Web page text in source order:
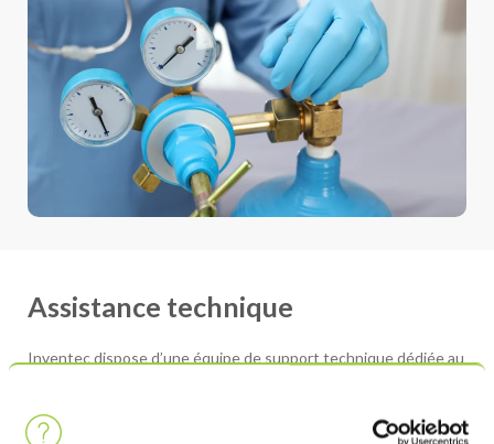
Assistance technique
Inventec dispose d’une équipe de support technique dédiée au